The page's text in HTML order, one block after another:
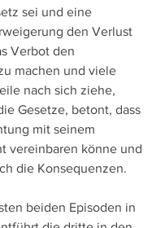
sei und eine
den Verlust
Verbot den
machen und viele
nach sich ziehe,
Gesetze, betont, dass
mit seinem
vereinbaren könne und
die Konsequenzen.
beiden Episoden in